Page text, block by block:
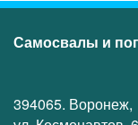
Самосвалы и
394065. Воронеж,